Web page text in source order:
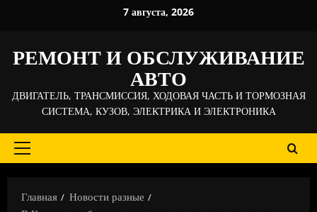
7 августа, 2026
РЕМОНТ И ОБСЛУЖИВАНИЕ
АВТО
ДВИГАТЕЛЬ, ТРАНСМИССИЯ, ХОДОВАЯ ЧАСТЬ И ТОРМОЗНАЯ
СИСТЕМА, КУЗОВ, ЭЛЕКТРИКА И ЭЛЕКТРОНИКА
Основное
Главная
Новости разные